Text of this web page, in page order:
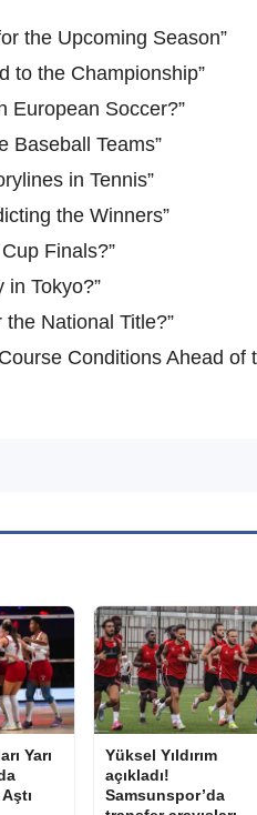
the Upcoming Season”
to the Championship”
European Soccer?”
Baseball Teams”
in Tennis”
the Winners”
Finals?”
Tokyo?”
National Title?”
Conditions Ahead of
Yarı
Yüksel Yıldırım
açıkladı!
Samsunspor’da